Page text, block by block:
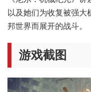
以及她们为收复被强大
邦世界而展开的战斗。
游戏截图